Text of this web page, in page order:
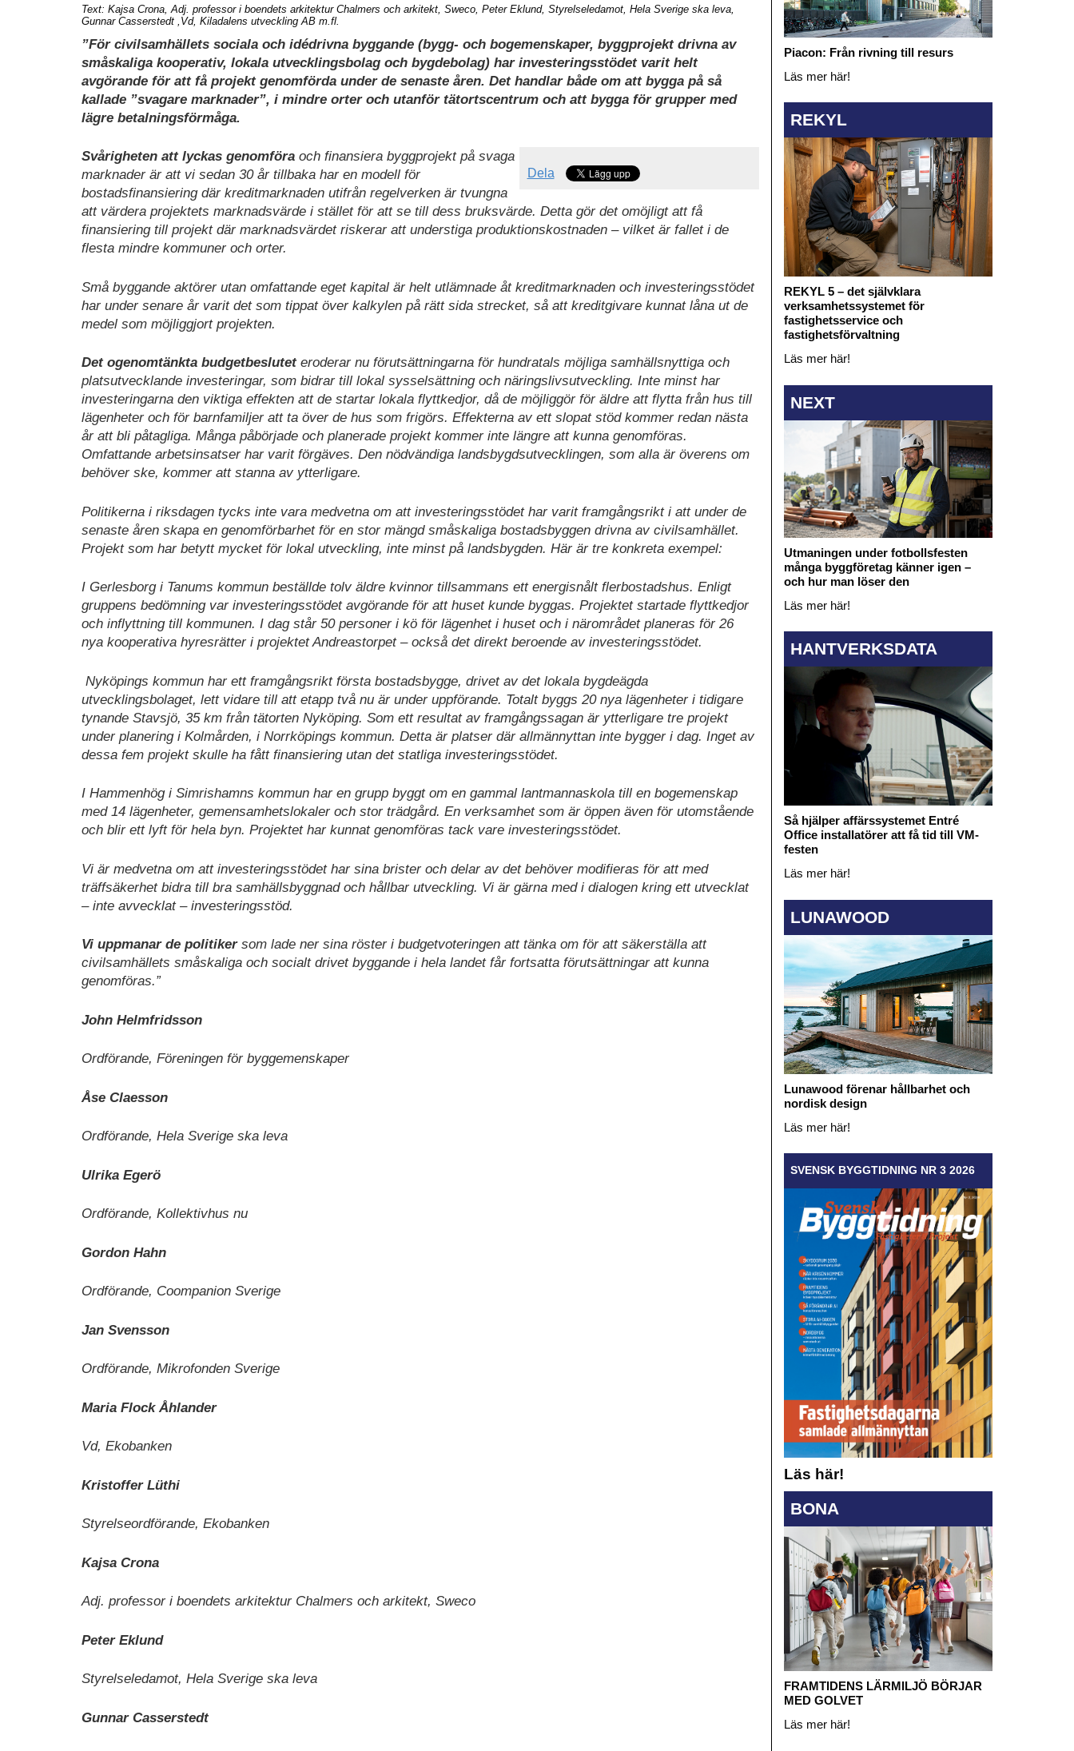
Text: Kajsa Crona, Adj. professor i boendets arkitektur Chalmers och arkitekt, Sweco, Peter Eklund, Styrelseledamot, Hela Sverige ska leva,
Gunnar Casserstedt ,Vd, Kiladalens utveckling AB m.fl.
”För civilsamhällets sociala och idédrivna byggande (bygg- och bogemenskaper, byggprojekt drivna av
småskaliga kooperativ, lokala utvecklingsbolag och bygdebolag) har investeringsstödetvarit helt
avgörande för att få projekt genomförda under de senaste åren. Det handlar både om att bygga på så
kallade ”svagare marknader”, i mindre orter och utanför tätortscentrum och att bygga för grupper med
lägre betalningsförmåga.
Dela
Svårigheten att lyckas genomföra och finansiera byggprojekt på svaga
marknader är att vi sedan 30 år tillbaka har en modell för
bostadsfinansiering där kreditmarknaden utifrån regelverken är tvungna
att värdera projektets marknadsvärde i stället för att se till dess bruksvärde. Detta gör det omöjligt att få
finansiering till projekt där marknadsvärdet riskerar att understiga produktionskostnaden – vilket är fallet i de
flesta mindre kommuner och orter.
Små byggande aktörer utan omfattande eget kapital är helt utlämnade åt kreditmarknaden och investeringsstödet
har under senare år varit det som tippat över kalkylen på rätt sida strecket, så att kreditgivare kunnat låna ut de
medel som möjliggjort projekten.
Det ogenomtänkta budgetbesluteteroderar nu förutsättningarna för hundratals möjliga samhällsnyttiga och
platsutvecklande investeringar, som bidrar till lokal sysselsättning och näringslivsutveckling. Inte minst har
investeringarna den viktiga effekten att de startar lokala flyttkedjor, då de möjliggör för äldre att flytta från hus till
lägenheter och för barnfamiljer att ta över de hus som frigörs. Effekterna av ett slopat stöd kommer redan nästa
år att bli påtagliga. Många påbörjade och planerade projekt kommer inte längre att kunna genomföras.
Omfattande arbetsinsatser har varit förgäves. Den nödvändiga landsbygdsutvecklingen, som alla är överens om
behöver ske, kommer att stanna av ytterligare.
Politikerna i riksdagen tycks inte vara medvetna om att investeringsstödet har varit framgångsrikt i att under de
senaste åren skapa en genomförbarhet för en stor mängd småskaliga bostadsbyggen drivna av civilsamhället.
Projekt som har betytt mycket för lokal utveckling, inte minst på landsbygden. Här är tre konkreta exempel:
I Gerlesborg i Tanums kommun beställde tolv äldre kvinnor tillsammans ett energisnålt flerbostadshus. Enligt
gruppens bedömning var investeringsstödet avgörande för att huset kunde byggas. Projektet startade flyttkedjor
och inflyttning till kommunen. I dag står 50 personer i kö för lägenhet i huset och i närområdet planeras för 26
nya kooperativa hyresrätter i projektet Andreastorpet – också det direkt beroende av investeringsstödet.
Nyköpings kommun har ett framgångsrikt första bostadsbygge, drivet av det lokala bygdeägda
utvecklingsbolaget, lett vidare till att etapp två nu är under uppförande. Totalt byggs 20 nya lägenheter i tidigare
tynande Stavsjö, 35 km från tätorten Nyköping. Som ett resultat av framgångssagan är ytterligare tre projekt
under planering i Kolmården, i Norrköpings kommun. Detta är platser där allmännyttan inte bygger i dag. Inget av
dessa fem projekt skulle ha fått finansiering utan det statliga investeringsstödet.
I Hammenhög i Simrishamns kommun har en grupp byggt om en gammal lantmannaskola till en bogemenskap
med 14 lägenheter, gemensamhetslokaler och stor trädgård. En verksamhet som är öppen även för utomstående
och blir ett lyft för hela byn. Projektet har kunnat genomföras tack vare investeringsstödet.
Vi är medvetna om att investeringsstödet har sina brister och delar av det behöver modifieras för att med
träffsäkerhet bidra till bra samhällsbyggnad och hållbar utveckling. Vi är gärna med i dialogen kring ett utvecklat
– inte avvecklat – investeringsstöd.
Vi uppmanar de politiker som lade ner sina röster i budgetvoteringen att tänka om för att säkerställa att
civilsamhällets småskaliga och socialt drivet byggande i hela landet får fortsatta förutsättningar att kunna
genomföras.”
John Helmfridsson
Ordförande, Föreningen för byggemenskaper
Åse Claesson
Ordförande, Hela Sverige ska leva
Ulrika Egerö
Ordförande, Kollektivhus nu
Gordon Hahn
Ordförande, Coompanion Sverige
Jan Svensson
Ordförande, Mikrofonden Sverige
Maria Flock Åhlander
Vd, Ekobanken
Kristoffer Lüthi
Styrelseordförande, Ekobanken
Kajsa Crona
Adj. professor i boendets arkitektur Chalmers och arkitekt, Sweco
Peter Eklund
Styrelseledamot, Hela Sverige ska leva
Gunnar Casserstedt
Piacon: Från rivning till resurs
Läs mer här!
REKYL
REKYL 5 – det självklara
verksamhetssystemet för
fastighetsservice och
fastighetsförvaltning
Läs mer här!
NEXT
Utmaningen under fotbollsfesten
många byggföretag känner igen –
och hur man löser den
Läs mer här!
HANTVERKSDATA
Så hjälper affärssystemet Entré
Office installatörer att få tid till VM-
festen
Läs mer här!
LUNAWOOD
Lunawood förenar hållbarhet och
nordisk design
Läs mer här!
SVENSK BYGGTIDNING NR 3 2026
Läs här!
BONA
FRAMTIDENS LÄRMILJÖ BÖRJAR
MED GOLVET
Läs mer här!